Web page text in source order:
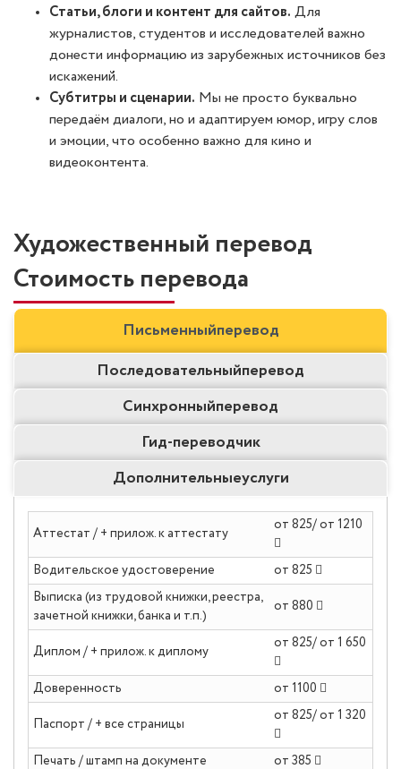
Статьи, блоги и контент для сайтов. Для
журналистов, студентов и исследователей важно
донести информацию из зарубежных источников без
искажений.
Субтитры и сценарии. Мы не просто буквально
передаём диалоги, но и адаптируем юмор, игру слов
и эмоции, что особенно важно для кино и
видеоконтента.
Художественный перевод
Стоимость перевода
Письменныйперевод
Последовательныйперевод
Синхронныйперевод
Гид-переводчик
Дополнительныеуслуги
Аттестат / + прилож. к аттестату
от 825/ от 1210
Водительское удостоверение от 825
Выписка (из трудовой книжки, реестра,
зачетной книжки, банка и т.п.)
от 880
Диплом / + прилож. к диплому
от 825/ от 1 650
Доверенность от 1100
Паспорт / + все страницы
от 825/ от 1 320
Печать / штамп на документе от 385